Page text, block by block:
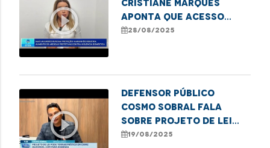
play_circle_outline
Cristiane Marques
aponta que acesso
digital tem sido
violência e busquem
medidas prot
28/08/2025
play_circle_outline
Defensor público
Cosmo Sobral fala
sobre projeto de lei
que endurece penas por
19/08/2025